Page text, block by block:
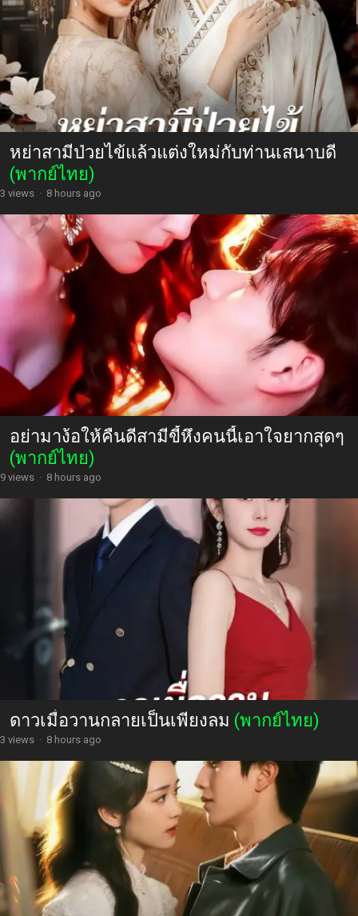
หย่าสามีป่วยไข้แล้วแต่งใหม่กับท่านเสนาบดี
(พากย์ไทย)
3 views · 8 hours ago
อย่ามาง้อให้คืนดีสามีขี้หึงคนนี้เอาใจยากสุดๆ
(พากย์ไทย)
9 views · 8 hours ago
ดาวเมื่อวานกลายเป็นเพียงลม (พากย์ไทย)
3 views · 8 hours ago